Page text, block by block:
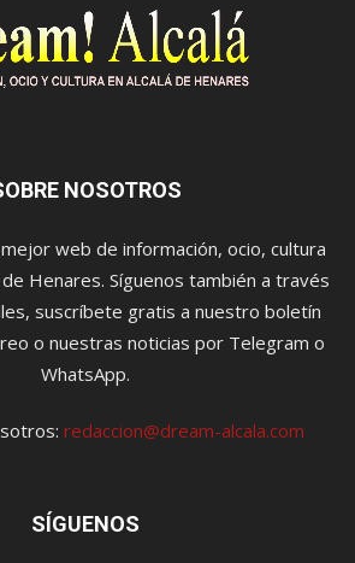
NOSOTROS
web de información, ocio, cultura
Henares. Síguenos también a través
suscríbete gratis a nuestro boletín
o nuestras noticias por Telegram o
WhatsApp.
redaccion@dream-alcala.com
SÍGUENOS